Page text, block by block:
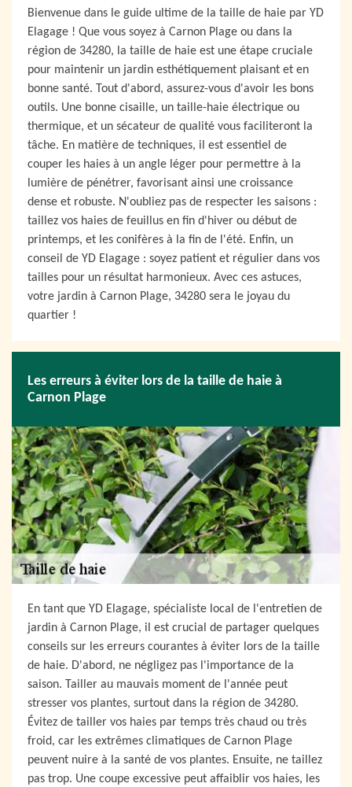
Bienvenue dans le guide ultime de la taille de haie par YD
Elagage ! Que vous soyez à Carnon Plage ou dans la
région de 34280, la taille de haie est une étape cruciale
pour maintenir un jardin esthétiquement plaisant et en
bonne santé. Tout d'abord, assurez-vous d'avoir les bons
outils. Une bonne cisaille, un taille-haie électrique ou
thermique, et un sécateur de qualité vous faciliteront la
tâche. En matière de techniques, il est essentiel de
couper les haies à un angle léger pour permettre à la
lumière de pénétrer, favorisant ainsi une croissance
dense et robuste. N'oubliez pas de respecter les saisons :
taillez vos haies de feuillus en fin d'hiver ou début de
printemps, et les conifères à la fin de l'été. Enfin, un
conseil de YD Elagage : soyez patient et régulier dans vos
tailles pour un résultat harmonieux. Avec ces astuces,
votre jardin à Carnon Plage, 34280 sera le joyau du
quartier !
Les erreurs à éviter lors de la taille de haie à
Carnon Plage
En tant que YD Elagage, spécialiste local de l'entretien de
jardin à Carnon Plage, il est crucial de partager quelques
conseils sur les erreurs courantes à éviter lors de la taille
de haie. D'abord, ne négligez pas l'importance de la
saison. Tailler au mauvais moment de l'année peut
stresser vos plantes, surtout dans la région de 34280.
Évitez de tailler vos haies par temps très chaud ou très
froid, car les extrêmes climatiques de Carnon Plage
peuvent nuire à la santé de vos plantes. Ensuite, ne taillez
pas trop. Une coupe excessive peut affaiblir vos haies, les